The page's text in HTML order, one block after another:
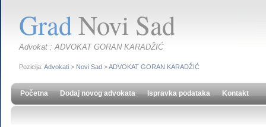
GradNovi Sad
Advokat : ADVOKAT GORAN KARADŽIĆ
Pozicija: Advokati > Novi Sad >ADVOKAT GORAN KARADŽIĆ
Početna Dodaj novog advokata Ispravka podataka Kontakt